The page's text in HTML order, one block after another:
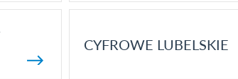
CYFROWE LUBELSKIE